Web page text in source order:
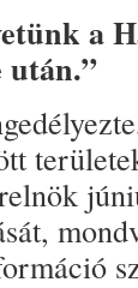
a
után.”